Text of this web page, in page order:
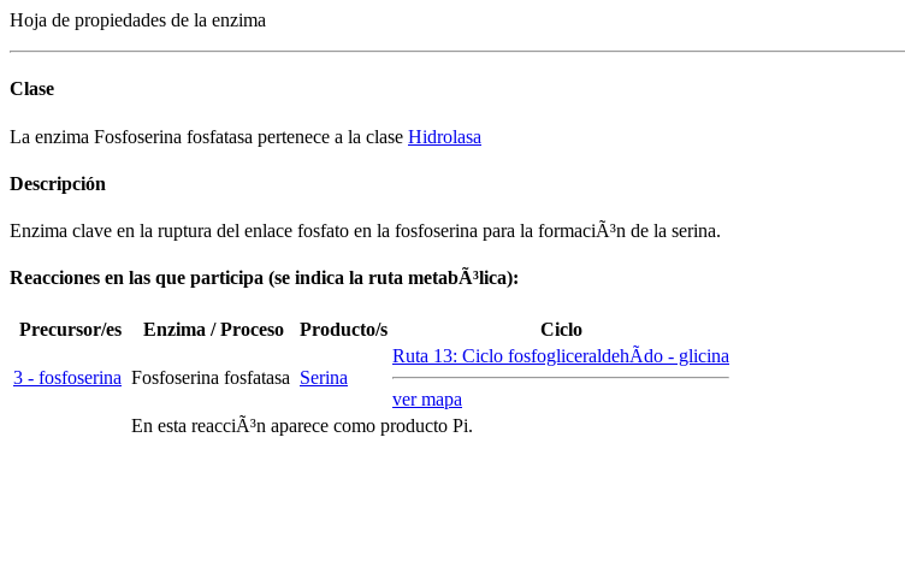
Hoja de propiedades de la enzima
Clase
La enzima Fosfoserina fosfatasa pertenece a la clase Hidrolasa
Descripción
Enzima clave en la ruptura del enlace fosfato en la fosfoserina para la formaciÃ³n de la serina.
Reacciones en las que participa (se indica la ruta metabÃ³lica):
Precursor/es Enzima / Proceso Producto/s Ciclo
3 - fosfoserina Fosfoserina fosfatasa Serina
Ruta 13: Ciclo fosfogliceraldehÃ­do - glicina
ver mapa
En esta reacciÃ³n aparece como producto Pi.